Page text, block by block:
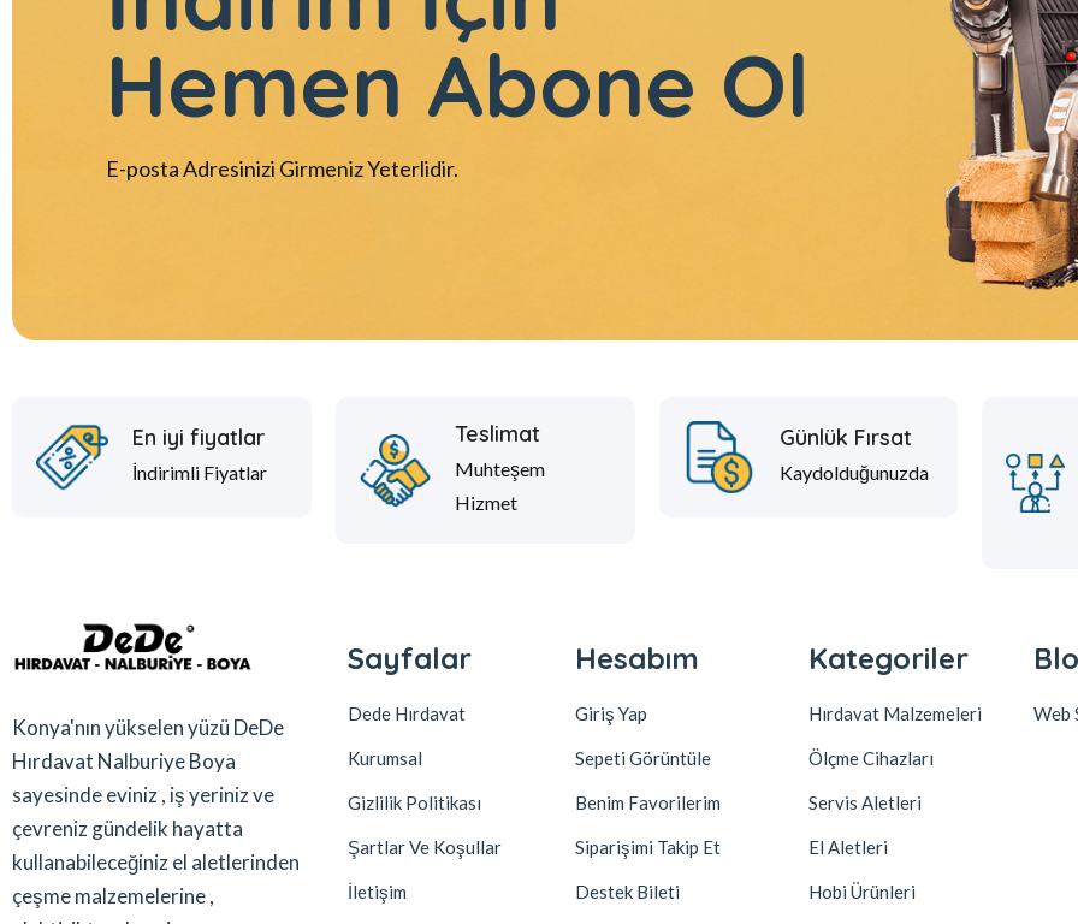
Hemen Abone Ol
E-posta Adresinizi Girmeniz Yeterlidir.
En iyi fiyatlar
İndirimli Fiyatlar
Teslimat
Muhteşem
Hizmet
Günlük Fırsat
Kaydolduğunuzda
Konya'nın yükselen yüzü DeDe
Hırdavat Nalburiye Boya
sayesinde eviniz , iş yeriniz ve
çevreniz gündelik hayatta
kullanabileceğiniz el aletlerinden
çeşme malzemelerine ,
Sayfalar
Dede Hırdavat
Kurumsal
Gizlilik Politikası
Şartlar Ve Koşullar
İletişim
Hesabım
Giriş Yap
Sepeti Görüntüle
Benim Favorilerim
Siparişimi Takip Et
Destek Bileti
Kategoriler
Hırdavat Malzemeleri
Ölçme Cihazları
Servis Aletleri
El Aletleri
Hobi Ürünleri
Web